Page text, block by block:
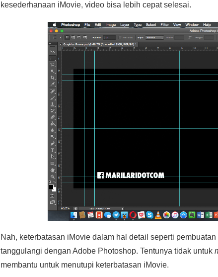
kesederhanaan iMovie, video bisa lebih cepat selesai.
Nah, keterbatasan iMovie dalam hal detail seperti pembuatan
tanggulangi dengan Adobe Photoshop. Tentunya tidak untuk
membantu untuk menutupi keterbatasan iMovie.